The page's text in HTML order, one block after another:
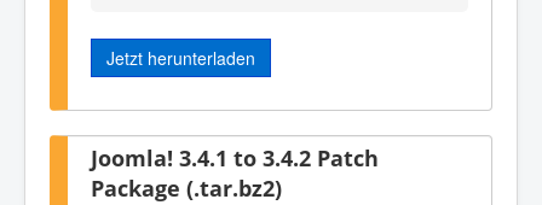
Jetzt herunterladen
Joomla! 3.4.1 to 3.4.2 Patch
Package (.tar.bz2)